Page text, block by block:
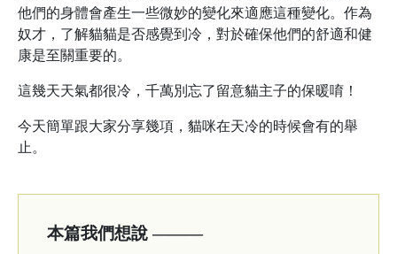
他們的身體會產生一些微妙的變化來適應這種變化。作為
奴才，了解貓貓是否感覺到冷，對於確保他們的舒適和健
康是至關重要的。
這幾天天氣都很冷，千萬別忘了留意貓主子的保暖唷！
今天簡單跟大家分享幾項，貓咪在天冷的時候會有的舉
止。
本篇我們想說 ———